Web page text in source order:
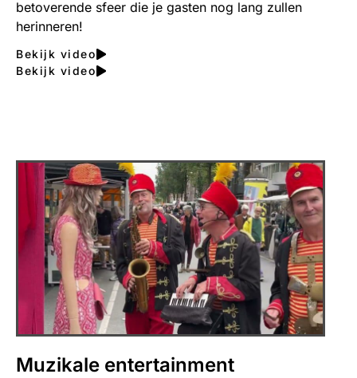
betoverende sfeer die je gasten nog lang zullen
herinneren!
Bekijk video
Bekijk video
Muzikale entertainment